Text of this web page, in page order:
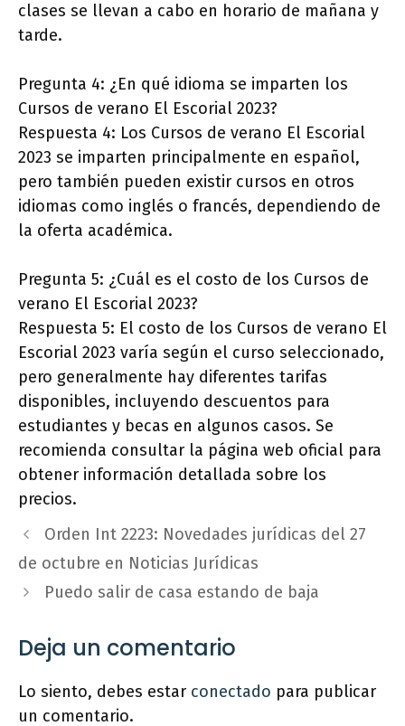
clases se llevan a cabo en horario de mañana y
tarde.
Pregunta 4: ¿En qué idioma se imparten los
Cursos de verano El Escorial 2023?
Respuesta 4: Los Cursos de verano El Escorial
2023 se imparten principalmente en español,
pero también pueden existir cursos en otros
idiomas como inglés o francés, dependiendo de
la oferta académica.
Pregunta 5: ¿Cuál es el costo de los Cursos de
verano El Escorial 2023?
Respuesta 5: El costo de los Cursos de verano El
Escorial 2023 varía según el curso seleccionado,
pero generalmente hay diferentes tarifas
disponibles, incluyendo descuentos para
estudiantes y becas en algunos casos. Se
recomienda consultar la página web oficial para
obtener información detallada sobre los
precios.
Orden Int 2223: Novedades jurídicas del 27
de octubre en Noticias Jurídicas
Puedo salir de casa estando de baja
Deja un comentario
Lo siento, debes estar conectado para publicar
un comentario.